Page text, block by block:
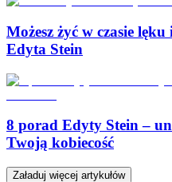
Możesz żyć w czasie
Edyta Stein
8 porad Edyty Stein –
Twoją kobiecość
Załaduj więcej artykułów